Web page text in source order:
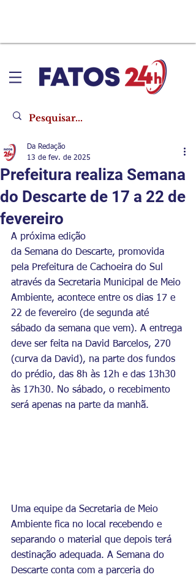
Prefeitura realiza Semana
do Descarte de 17 a 22 de
fevereiro
Da Redação
13 de fev. de 2025
A próxima edição
da Semana do Descarte, promovida
pela Prefeitura de Cachoeira do Sul
através da Secretaria Municipal de Meio
Ambiente, acontece entre os dias 17 e
22 de fevereiro (de segunda até
sábado da semana que vem). A entrega
deve ser feita na David Barcelos, 270
(curva da David), na parte dos fundos
do prédio, das 8h às 12h e das 13h30
às 17h30. No sábado, o recebimento
será apenas na parte da manhã.
Uma equipe da Secretaria de Meio
Ambiente fica no local recebendo e
separando o material que depois terá
destinação adequada. A Semana do
Descarte conta com a parceria do